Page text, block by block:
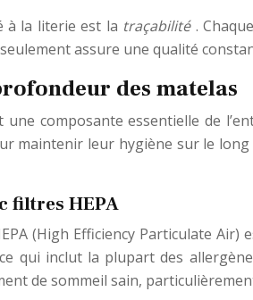
à la literie est la traçabilité .
assure une qualité
des matelas
composante essentielle de
maintenir leur hygiène sur le
filtres HEPA
(High Efficiency Particulate
qui inclut la plupart des
de sommeil sain,